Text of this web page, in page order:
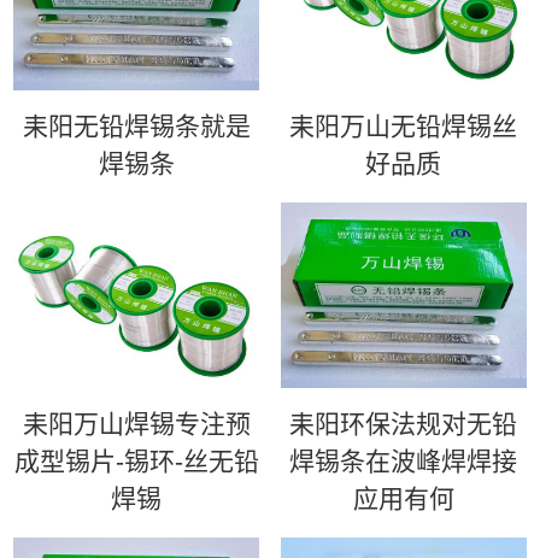
耒阳无铅焊锡条就是
焊锡条
耒阳万山无铅焊锡丝
好品质
耒阳万山焊锡专注预
成型锡片-锡环-丝无铅
焊锡
耒阳环保法规对无铅
焊锡条在波峰焊焊接
应用有何